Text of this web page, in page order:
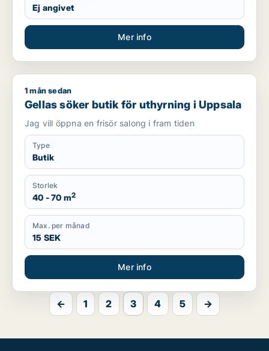
Ej angivet
Mer info
Gellas söker butik för uthyrning i Uppsala
1 mån sedan
Gellas söker butik för uthyrning i Uppsala
Jag vill öppna en frisör salong i fram tiden
Type
Butik
Storlek
40 - 70 m2
Max. per månad
15 SEK
Mer info
← 1 2 3 4 5 →